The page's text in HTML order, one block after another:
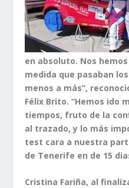
en absoluto. Nos
medida que pasaban
menos a más”,
Félix Brito. “Hemos ido
tiempos, fruto de la
al trazado, y lo más
test cara a nuestra
de Tenerife en de 15
Cristina Fariña, al